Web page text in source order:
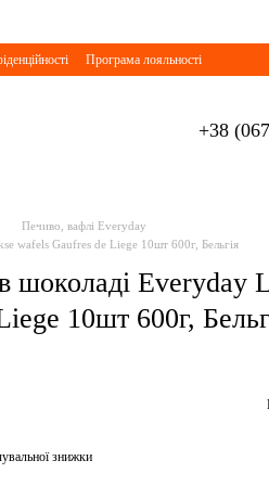
Програма лояльності
+38
Печиво, вафлі Everyday
wafels Gaufres de Liege 10шт 600г, Бельгія
в шоколаді Everyday
10шт 600г,
знижки